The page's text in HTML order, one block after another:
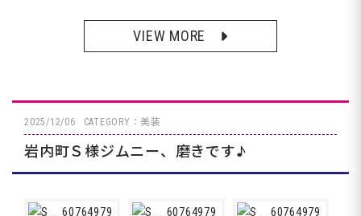
VIEW MORE
2025/12/06 CATEGORY：美装
岩内町Ｓ様ジムニー、磨きです♪